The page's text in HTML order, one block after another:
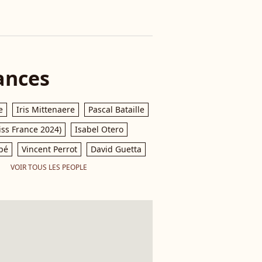
Iris Mittenaere
Pascal Bataille
France 2024)
Isabel Otero
Vincent Perrot David Guetta
VOIR TOUS LES PEOPLE